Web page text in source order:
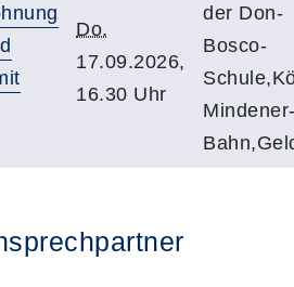
Do.
17.09.2026,
16.30 Uhr
der Don-
Bosco-